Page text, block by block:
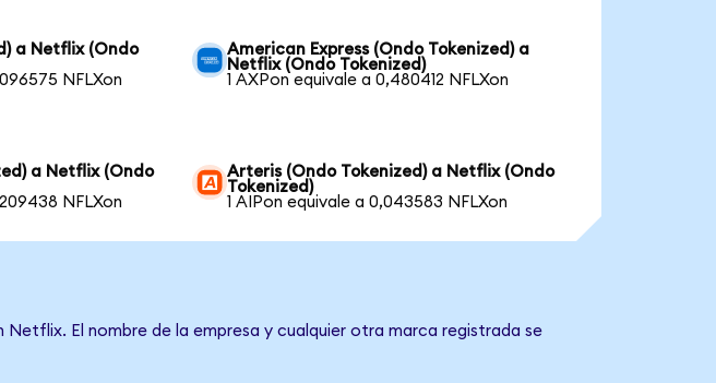
a Netflix (Ondo
NFLXon
American Express (Ondo Tokenized) a
Netflix (Ondo Tokenized)
1 AXPon equivale a 0,480412 NFLXon
a Netflix (Ondo
NFLXon
Arteris (Ondo Tokenized) a Netflix (Ondo
Tokenized)
1 AIPon equivale a 0,043583 NFLXon
El nombre de la empresa y cualquier otra marca registrada se